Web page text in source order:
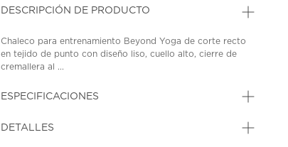
DESCRIPCIÓN DE PRODUCTO
Chaleco para entrenamiento Beyond Yoga de corte recto
en tejido de punto con diseño liso, cuello alto, cierre de
cremallera al ...
ESPECIFICACIONES
DETALLES